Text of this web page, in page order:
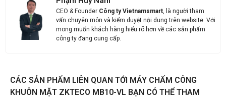
CEO & Founder Công ty Vietnamsmart, là người tham
vấn chuyên môn và kiểm duyệt nội dung trên website. Với
mong muốn khách hàng hiểu rõ hơn về các sản phẩm
công ty đang cung cấp.
CÁC SẢN PHẨM LIÊN QUAN TỚI MÁY CHẤM CÔNG
KHUÔN MẶT ZKTECO MB10-VL BẠN CÓ THỂ THAM
Anh/Chị có dùng ZALO số này Tôi Không dùng